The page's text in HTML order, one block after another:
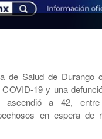
de Salud de Durango
19 y una
ascendió a 42,
en espera de